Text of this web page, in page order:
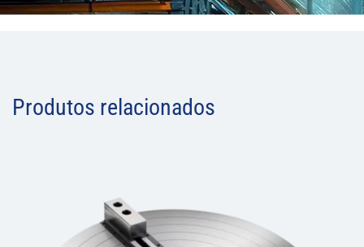
Produtos relacionados